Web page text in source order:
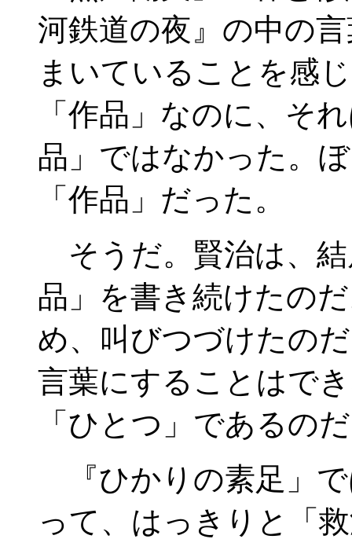
河鉄道の夜』の中の
まいていることを感
「作品」なのに、そ
品」ではなかった。
「作品」だった。
そうだ。賢治は、
品」を書き続けたの
め、叫びつづけたの
言葉にすることはで
「ひとつ」であるの
『ひかりの素足」
って、はっきりと「